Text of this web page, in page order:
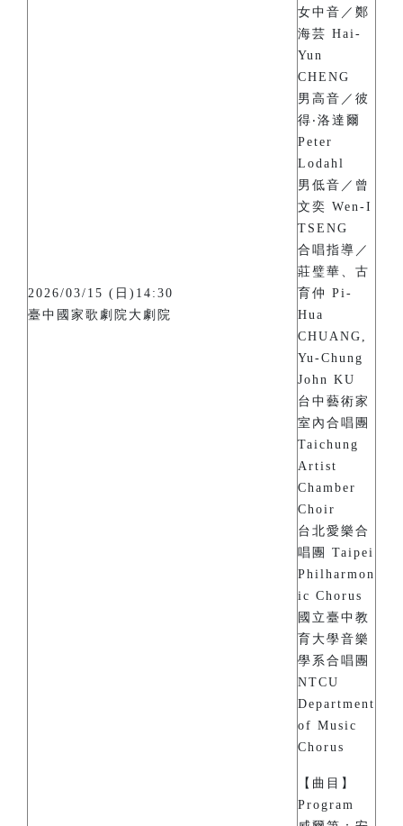
2026/03/15 (日)14:30
臺中國家歌劇院大劇院
女中音／鄭
海芸 Hai-
Yun
CHENG
男高音／彼
得‧洛達爾
Peter
Lodahl
男低音／曾
文奕 Wen-I
TSENG
合唱指導／
莊璧華、古
育仲 Pi-
Hua
CHUANG,
Yu-Chung
John KU
台中藝術家
室內合唱團
Taichung
Artist
Chamber
Choir
台北愛樂合
唱團 Taipei
Philharmon
ic Chorus
國立臺中教
育大學音樂
學系合唱團
NTCU
Department
of Music
Chorus
【曲目】
Program